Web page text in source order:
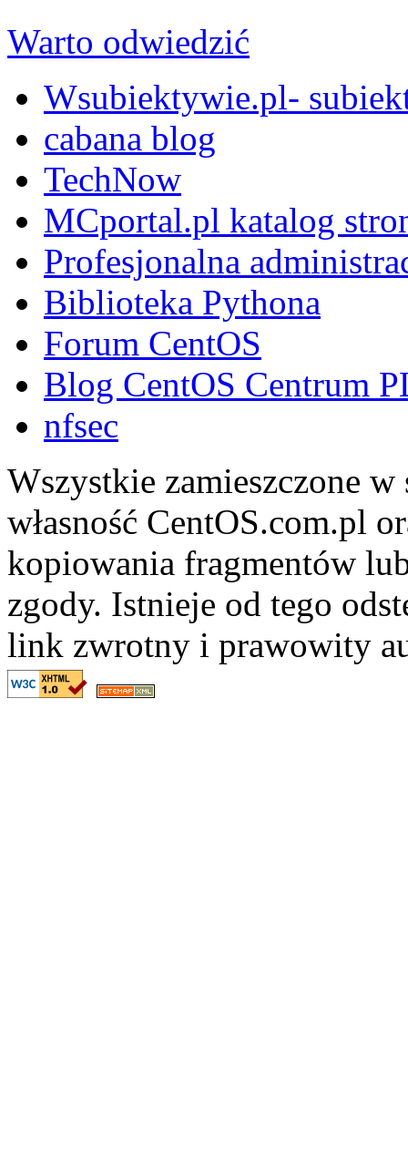
Warto odwiedzić
Wsubiektywie.pl-
cabana blog
TechNow
MCportal.pl katalog
Profesjonalna
Biblioteka Pythona
Forum CentOS
Blog CentOS Centrum
nfsec
Wszystkie zamieszczone
własność CentOS.com.pl
kopiowania fragmentów
zgody. Istnieje od tego
link zwrotny i prawowity